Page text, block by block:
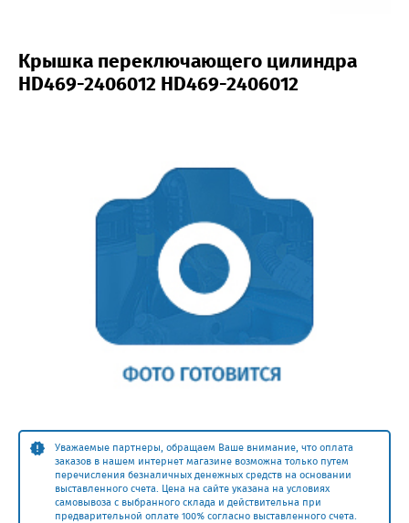
Крышка переключающего цилиндра
HD469-2406012 HD469-2406012
Уважаемые партнеры, обращаем Ваше внимание, что оплата
заказов в нашем интернет магазине возможна только путем
перечисления безналичных денежных средств на основании
выставленного счета. Цена на сайте указана на условиях
самовывоза с выбранного склада и действительна при
предварительной оплате 100% согласно выставленного счета.